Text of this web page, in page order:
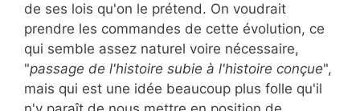
de ses lois qu'on le prétend. On voudrait
prendre les commandes de cette évolution, ce
qui semble assez naturel voire nécessaire,
"passage de l'histoire subie à l'histoire conçue",
mais qui est une idée beaucoup plus folle qu'il